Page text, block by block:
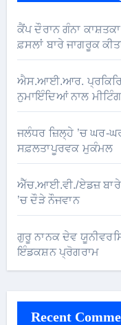
ਕੈਂਪ ਦੌਰਾਨ ਗੰਨਾ
ਫ਼ਸਲਾਂ ਬਾਰੇ ਜਾਗਰੂਕ
ਐਸ.ਆਈ.ਆਰ.
ਨੁਮਾਇੰਦਿਆਂ ਨਾਲ ਮੀਟਿੰਗ
ਜਲੰਧਰ ਜ਼ਿਲ੍ਹੇ ’ਚ ਘਰ-
ਸਫ਼ਲਤਾਪੂਰਵਕ ਮੁਕੰਮਲ
ਐੱਚ.ਆਈ.ਵੀ./ਏਡਜ਼ ਬਾਰੇ
’ਚ ਦੌੜੇ ਨੌਜਵਾਨ
ਗੁਰੂ ਨਾਨਕ ਦੇਵ
ਇੰਡਕਸ਼ਨ ਪ੍ਰੋਗਰਾਮ
Recent